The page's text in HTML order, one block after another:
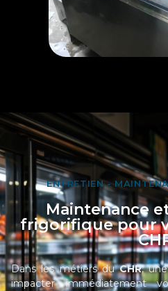
ENTRETIEN -
Maintenance
frigorifique pour
Dans les métiers duCHR,
impacter immédiatement